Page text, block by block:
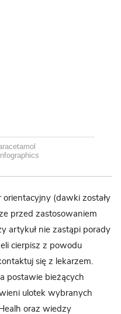
orientacyjny (dawki zostały
przed zastosowaniem
artykuł nie zastąpi porady
cierpisz z powodu
się z lekarzem.
postawie bieżących
ulotek wybranych
oraz wiedzy